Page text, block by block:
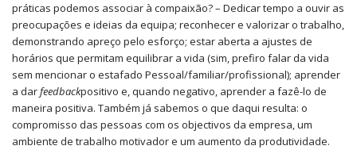
práticas podemos associar à compaixão? – Dedicar tempo a ouvir as
preocupações e ideias da equipa; reconhecer e valorizar o trabalho,
demonstrando apreço pelo esforço; estar aberta a ajustes de
horários que permitam equilibrar a vida (sim, prefiro falar da vida
sem mencionar o estafado Pessoal/familiar/profissional); aprender
a darfeedbackpositivo e, quando negativo, aprender a fazê-lo de
maneira positiva. Também já sabemos o que daqui resulta: o
compromisso das pessoas com os objectivos da empresa, um
ambiente de trabalho motivador e um aumento da produtividade.